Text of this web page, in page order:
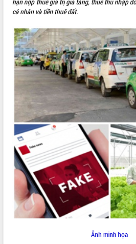
SỞ, BAN, NGÀNH
THÔNG TIN CHỈ ĐẠO ĐIỀU HÀNH
HỆ THỐNG VĂN BẢN
VĂN BẢN HĐND TỈNH
ĐIỂM TIN VĂN BẢN
QUY HOẠCH - KẾ HOẠCH
cá nhân và tiền thuê đất.
Ảnh minh họa